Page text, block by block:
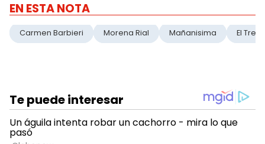
EN ESTA NOTA
Carmen Barbieri Morena Rial Mañanisima El